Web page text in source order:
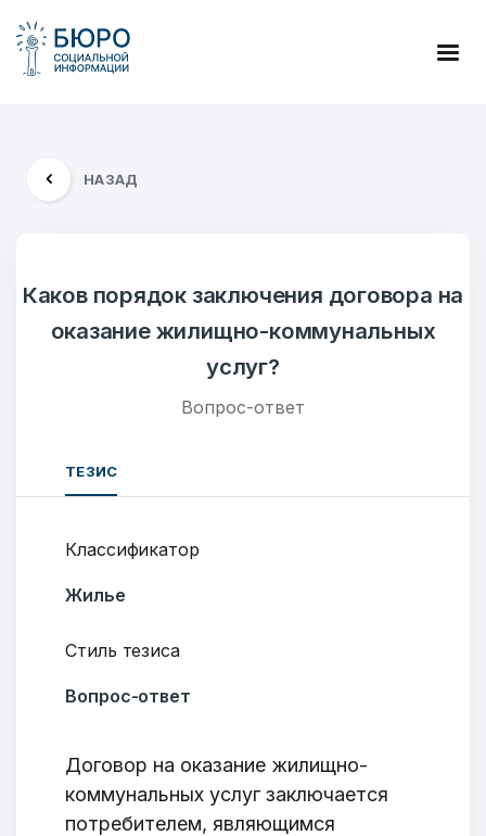
НАЗАД
Каков порядок заключения договора на
оказание жилищно-коммунальных
услуг?
Вопрос-ответ
ТЕЗИС
Классификатор
Жилье
Стиль тезиса
Вопрос-ответ
Договор на оказание жилищно-
коммунальных услуг заключается
потребителем, являющимся